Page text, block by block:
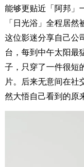
能够更贴近「阿邦」
「日光浴」全程居
这位影迷分享自己公
台，每到中午太阳最
子，只穿了一件很短
片。后来无意间在社
然大悟自己看到的原